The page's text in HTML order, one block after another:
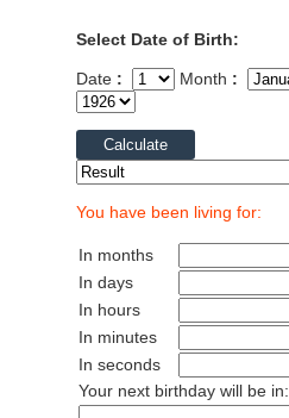
Select Date of Birth:
Date : Month :
You have been living for:
In months
In days
In hours
In minutes
In seconds
Your next birthday will be in: